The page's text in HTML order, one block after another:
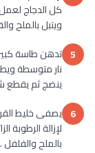
كل الدجاج
ويتبل بالملح
5 تدهن طاسة
ينضج ثم يقطع
6 يصفى خليط
لإزالة
بالملح والفلفل .